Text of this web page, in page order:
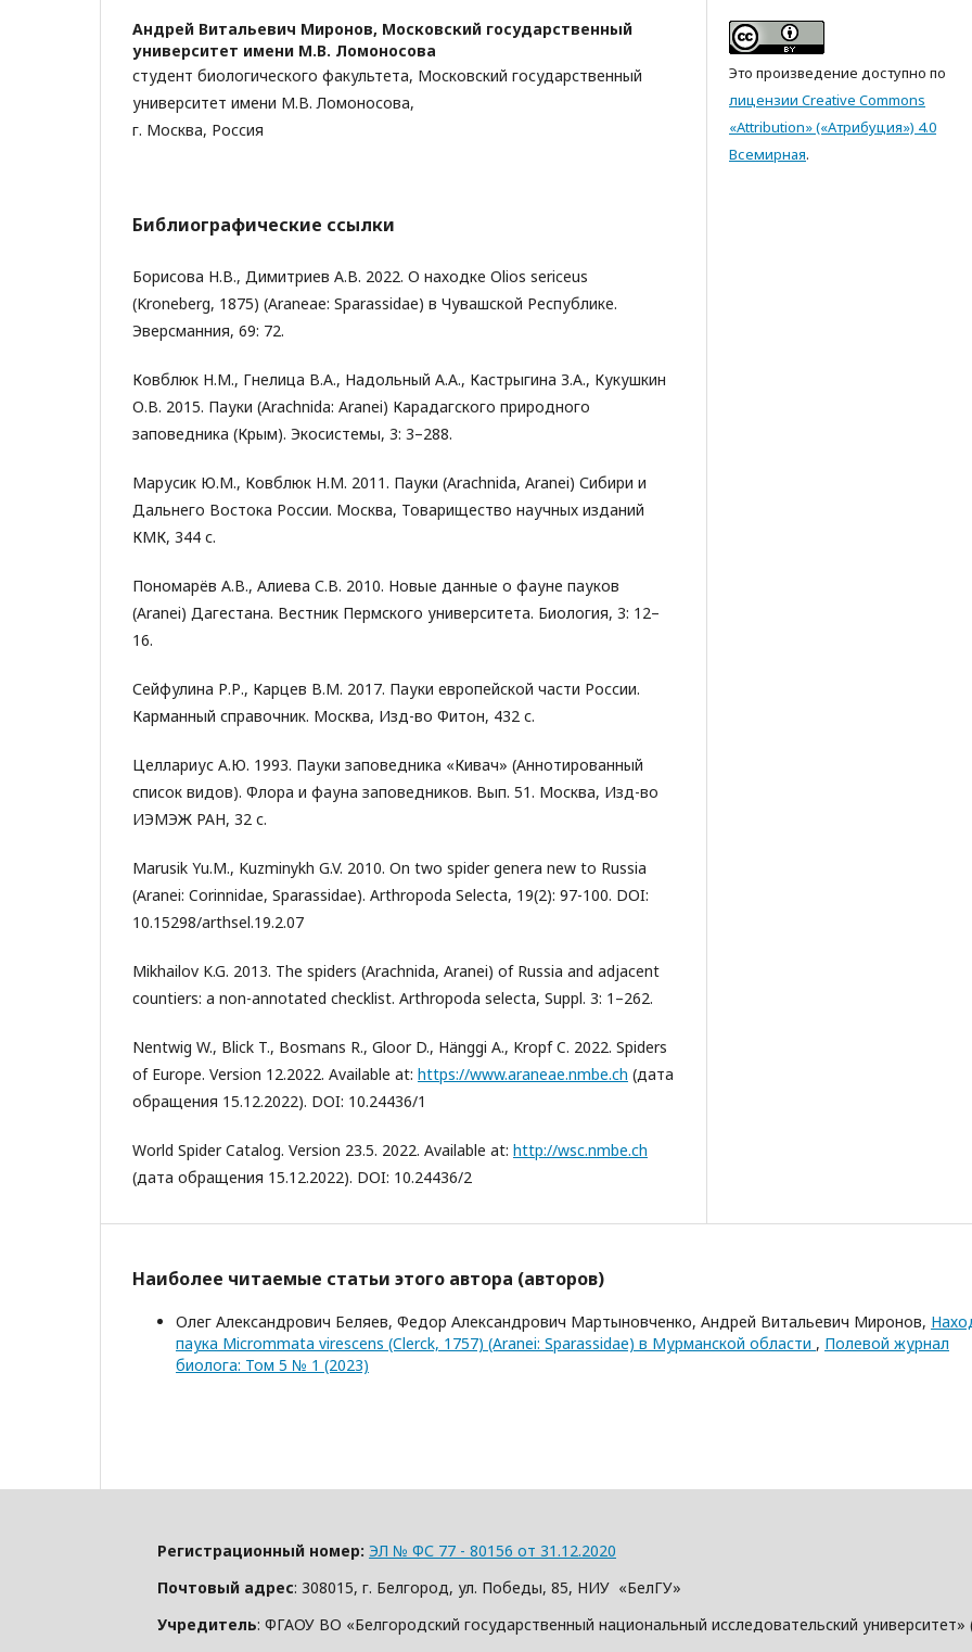
Андрей Витальевич Миронов, Московский государственный
университет имени М.В. Ломоносова
студент биологического факультета, Московский государственный
университет имени М.В. Ломоносова,
г. Москва, Россия
Библиографические ссылки
Борисова Н.В., Димитриев А.В. 2022. О находке Olios sericeus
(Kroneberg, 1875) (Araneae: Sparassidae) в Чувашской Республике.
Эверсманния, 69: 72.
Ковблюк Н.М., Гнелица В.А., Надольный А.А., Кастрыгина З.А., Кукушкин
О.В. 2015. Пауки (Arachnida: Aranei) Карадагского природного
заповедника (Крым). Экосистемы, 3: 3–288.
Марусик Ю.М., Ковблюк Н.М. 2011. Пауки (Arachnida, Aranei) Сибири и
Дальнего Востока России. Москва, Товарищество научных изданий
КМК, 344 с.
Пономарёв А.В., Алиева С.В. 2010. Новые данные о фауне пауков
(Aranei) Дагестана. Вестник Пермского университета. Биология, 3: 12–
16.
Сейфулина Р.Р., Карцев В.М. 2017. Пауки европейской части России.
Карманный справочник. Москва, Изд-во Фитон, 432 с.
Целлариус А.Ю. 1993. Пауки заповедника «Кивач» (Аннотированный
список видов). Флора и фауна заповедников. Вып. 51. Москва, Изд-во
ИЭМЭЖ РАН, 32 с.
Marusik Yu.M., Kuzminykh G.V. 2010. On two spider genera new to Russia
(Aranei: Corinnidae, Sparassidae). Arthropoda Selecta, 19(2): 97-100. DOI:
10.15298/arthsel.19.2.07
Mikhailov K.G. 2013. The spiders (Arachnida, Aranei) of Russia and adjacent
countiers: a non-annotated checklist. Arthropoda selecta, Suppl. 3: 1–262.
Nentwig W., Blick T., Bosmans R., Gloor D., Hänggi A., Kropf C. 2022. Spiders
of Europe. Version 12.2022. Available at: https://www.araneae.nmbe.ch (дата
обращения 15.12.2022). DOI: 10.24436/1
World Spider Catalog. Version 23.5. 2022. Available at: http://wsc.nmbe.ch
(дата обращения 15.12.2022). DOI: 10.24436/2
Это произведение доступно по
лицензии Creative Commons
«Attribution» («Атрибуция») 4.0
Всемирная.
Наиболее читаемые статьи этого автора (авторов)
Олег Александрович Беляев, Федор Александрович Мартыновченко, Андрей Витальевич Миронов,
паука Micrommata virescens (Clerck, 1757) (Aranei: Sparassidae) в Мурманской области , Полевой журнал
биолога: Том 5 № 1 (2023)
Регистрационный номер: ЭЛ № ФС 77 - 80156 от 31.12.2020
Почтовый адрес: 308015, г. Белгород, ул. Победы, 85, НИУ «БелГУ»
Учредитель: ФГАОУ ВО «Белгородский государственный национальный исследовательский